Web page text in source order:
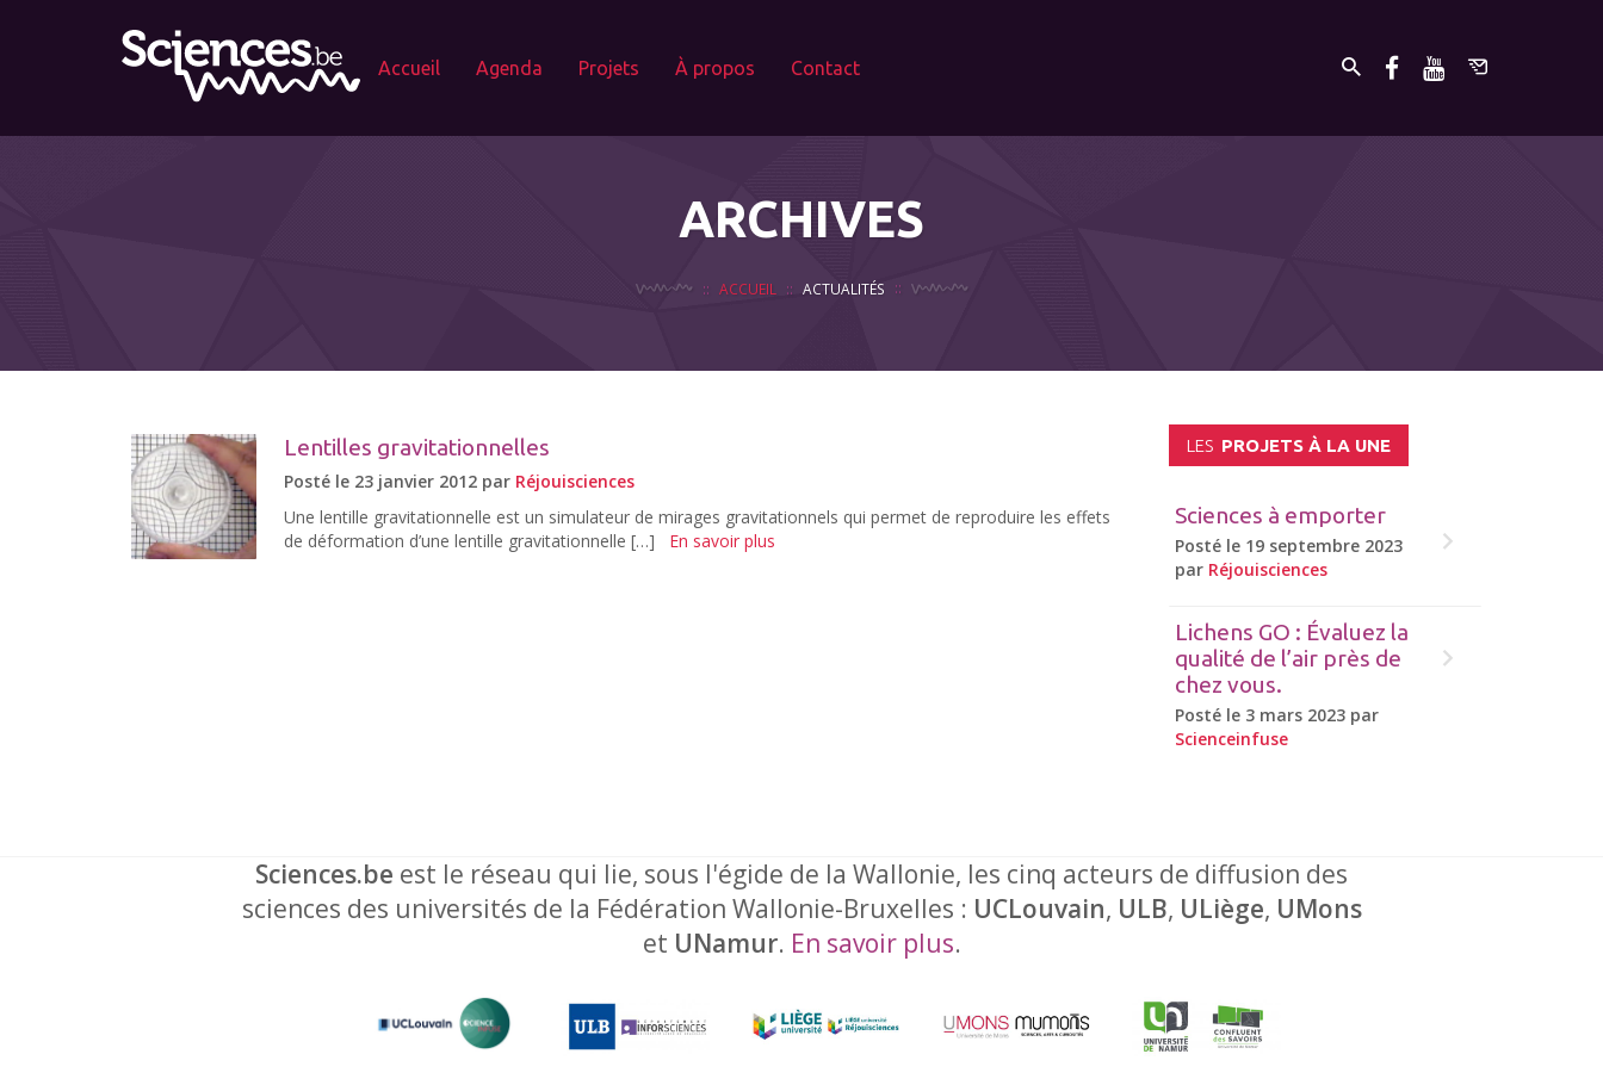
Accueil Agenda Projets À propos Contact
ARCHIVES
ACCUEIL ACTUALITÉS
Lentilles gravitationnelles
Posté le 23 janvier 2012 par Réjouisciences
Une lentille gravitationnelle est un simulateur de mirages gravitationnels qui permet de reproduire les effets
de déformation d’une lentille gravitationnelle […]
En savoir plus
LES PROJETS À LA UNE
Sciences à emporter
Posté le 19 septembre 2023
par Réjouisciences
Lichens GO : Évaluez la
qualité de l’air près de
chez vous.
Posté le 3 mars 2023 par
Scienceinfuse
Sciences.be est le réseau qui lie, sous l'égide de la Wallonie, les cinq acteurs de diffusion des
sciences des universités de la Fédération Wallonie-Bruxelles : UCLouvain, ULB, ULiège, UMons
et UNamur. En savoir plus.